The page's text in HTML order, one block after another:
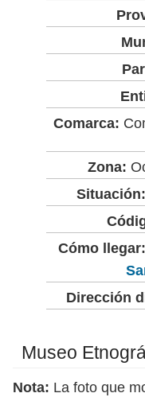
Comarca:
Zona:
Situación:
Cómo llegar:
Dirección
Museo
Nota: La foto que